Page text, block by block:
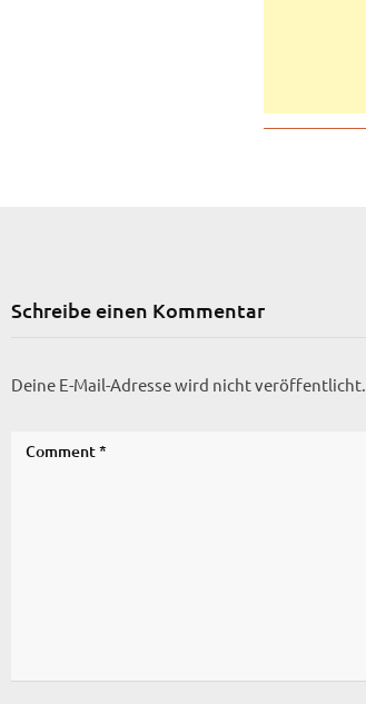
Schreibe einen Kommentar
Deine E-Mail-Adresse wird nicht veröffentlicht.